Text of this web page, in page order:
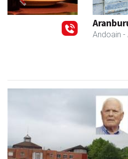
Aranburu aholkularitza
- Aholkularitza
Previous